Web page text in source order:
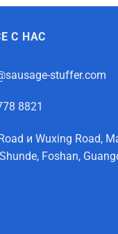
С НАС
stuffer.com
8821
и Wuxing Road,
Foshan,